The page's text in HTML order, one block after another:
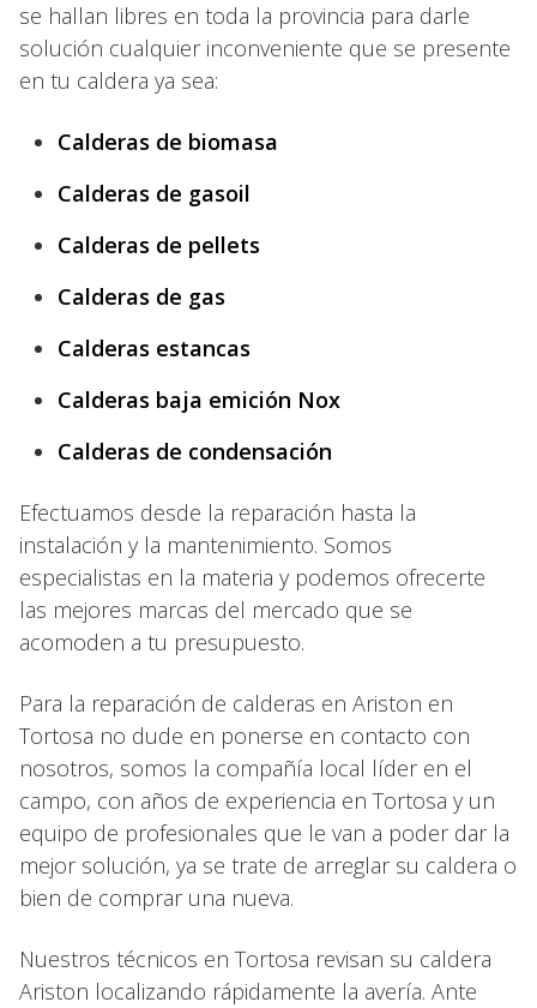
se hallan libres en toda la provincia para darle
solución cualquier inconveniente que se presente
en tu caldera ya sea:
Calderas de biomasa
Calderas de gasoil
Calderas de pellets
Calderas de gas
Calderas estancas
Calderas baja emición Nox
Calderas de condensación
Efectuamos desde la reparación hasta la
instalación y la mantenimiento. Somos
especialistas en la materia y podemos ofrecerte
las mejores marcas del mercado que se
acomoden a tu presupuesto.
Para la reparación de calderas en Ariston en
Tortosa no dude en ponerse en contacto con
nosotros, somos la compañía local líder en el
campo, con años de experiencia en Tortosa y un
equipo de profesionales que le van a poder dar la
mejor solución, ya se trate de arreglar su caldera o
bien de comprar una nueva.
Nuestros técnicos en Tortosa revisan su caldera
Ariston localizando rápidamente la avería. Ante